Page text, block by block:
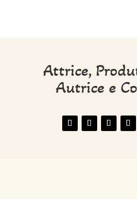
Attrice,
Autrice e